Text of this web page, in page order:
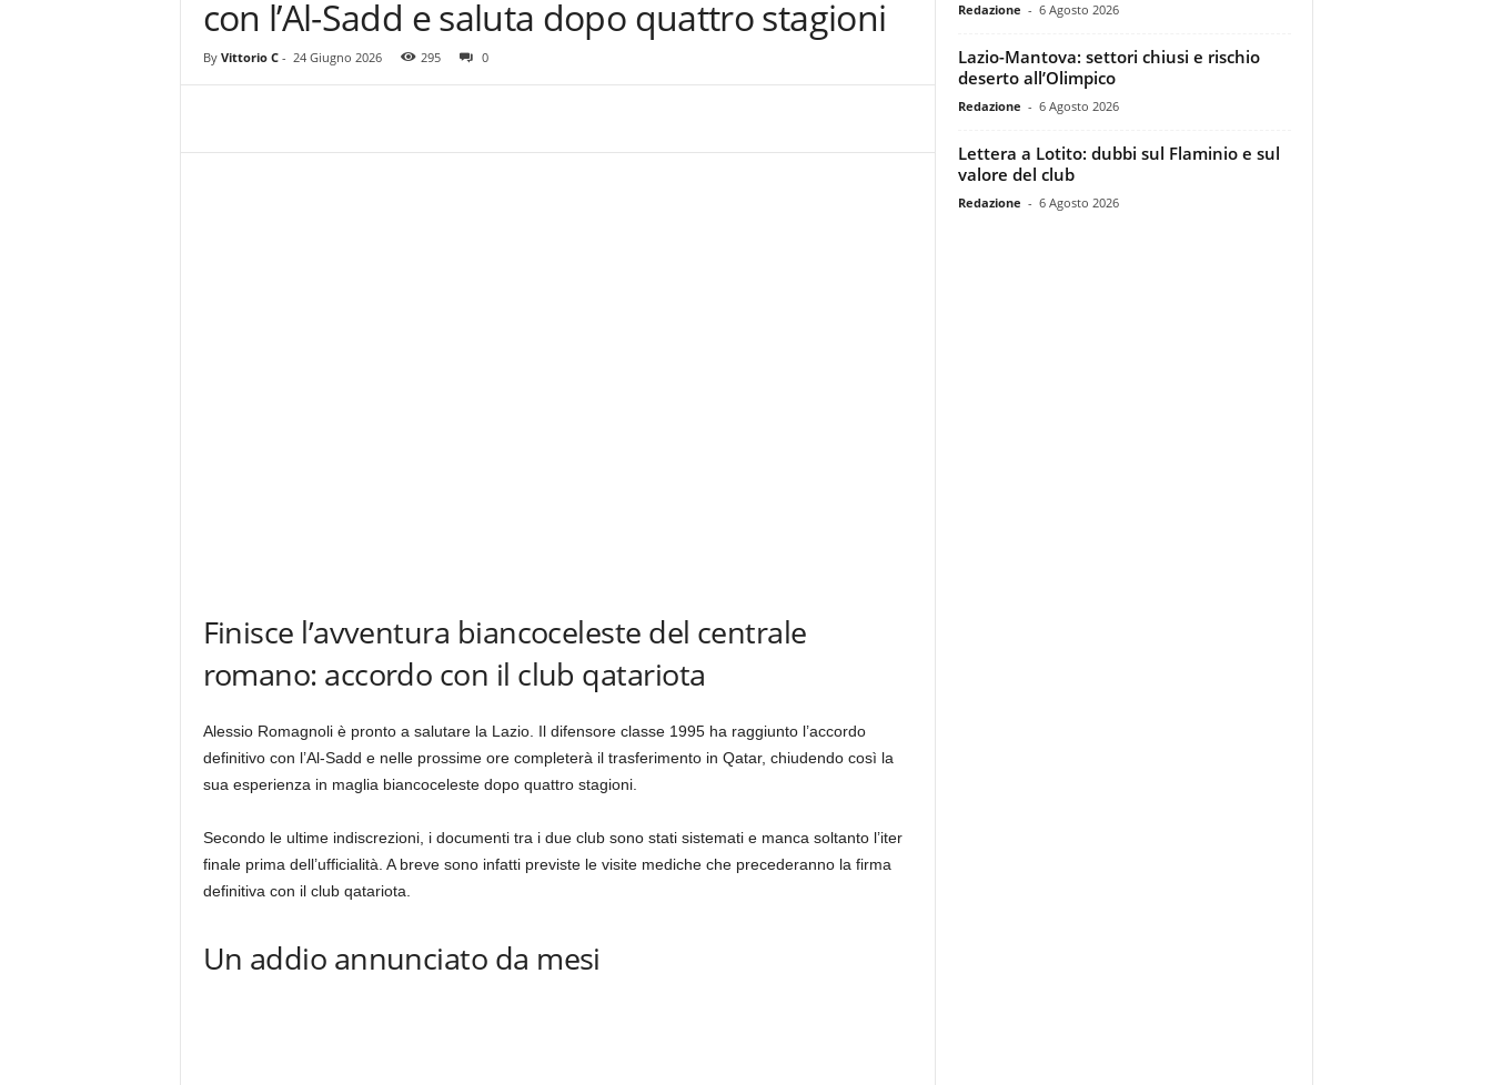
con l’Al-Sadd e saluta dopo quattro stagioni
By Vittorio C- 24 Giugno 2026 295 0
Finisce l’avventura biancoceleste del centrale
romano: accordo con il club qatariota
Alessio Romagnoli è pronto a salutare la Lazio. Il difensore classe 1995 ha raggiunto l’accordo
definitivo con l’Al-Sadd e nelle prossime ore completerà il trasferimento in Qatar, chiudendo così la
sua esperienza in maglia biancoceleste dopo quattro stagioni.
Secondo le ultime indiscrezioni, i documenti tra i due club sono stati sistemati e manca soltanto l’iter
finale prima dell’ufficialità. A breve sono infatti previste le visite mediche che precederanno la firma
definitiva con il club qatariota.
Un addio annunciato da mesi
Redazione - 6 Agosto 2026
Lazio-Mantova: settori chiusi e rischio
deserto all’Olimpico
Redazione - 6 Agosto 2026
Lettera a Lotito: dubbi sul Flaminio e sul
valore del club
Redazione - 6 Agosto 2026